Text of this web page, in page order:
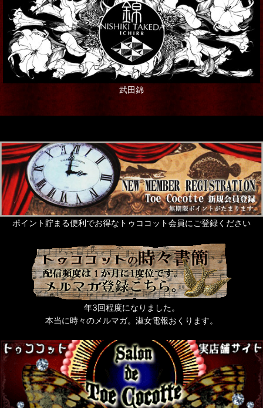
武田錦
ポイント貯まる便利でお得なトゥココット会員にご登録ください
年3回程度になりました。
本当に時々のメルマガ。淑女電報おくります。